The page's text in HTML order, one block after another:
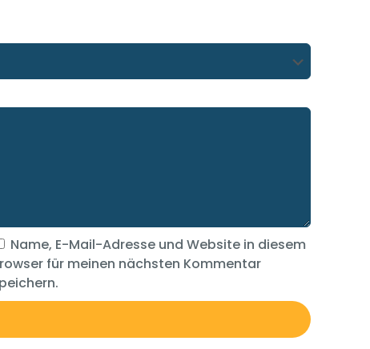
Name, E-Mail-Adresse und Website in diesem
für meinen nächsten Kommentar